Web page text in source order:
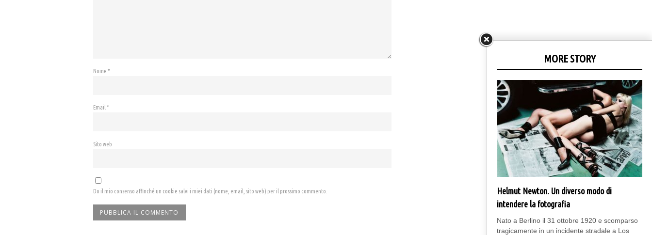
Nome *
Email *
Sito web
Do il mio consenso affinché un cookie salvi i miei dati (nome, email, sito web) per il prossimo commento.
MORE STORY
Helmut Newton. Un diverso modo di
intendere la fotografia
Nato a Berlino il 31 ottobre 1920 e scomparso
tragicamente in un incidente stradale a Los